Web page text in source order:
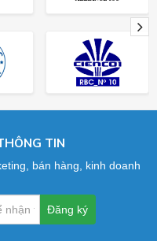
TIN
bán hàng, kinh doanh